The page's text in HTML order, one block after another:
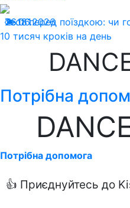
26.06.2026
181
Тест перед поїздкою: чи
10 тисяч кроків на день
Потрібна
Потрібна допомога
👍 Приєднуйтесь до